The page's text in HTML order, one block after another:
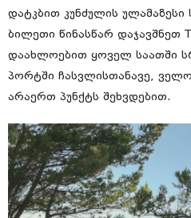
დატკბით კუნძულის
ბილეთი წინასწარ დაჯავშნეთ
დაახლოებით ყოველ საათში
პორტში ჩასვლისთანავე,
არაერთ პუნქტს შეხვდებით.